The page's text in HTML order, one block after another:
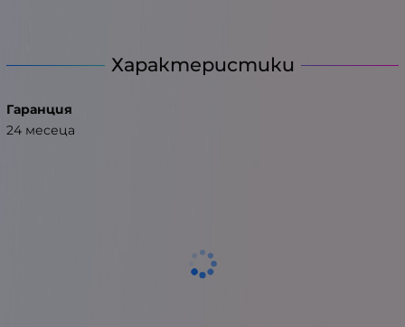
Характеристики
Гаранция
24 месеца